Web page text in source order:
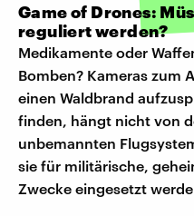
Game of Drones:
reguliert werden?
Medikamente oder
Bomben? Kameras zum
einen Waldbrand
finden, hängt nicht von
unbemannten
sie für militärische,
Zwecke eingesetzt